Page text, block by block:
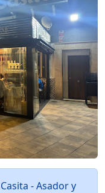
- Asador y